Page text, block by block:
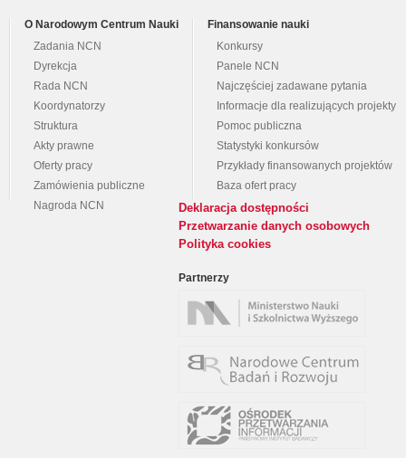
O Narodowym Centrum Nauki
Zadania NCN
Dyrekcja
Rada NCN
Koordynatorzy
Struktura
Akty prawne
Oferty pracy
Zamówienia publiczne
Nagroda NCN
Finansowanie nauki
Konkursy
Panele NCN
Najczęściej zadawane pytania
Informacje dla realizujących projekty
Pomoc publiczna
Statystyki konkursów
Przykłady finansowanych projektów
Baza ofert pracy
Deklaracja dostępności
Przetwarzanie danych osobowych
Polityka cookies
Partnerzy